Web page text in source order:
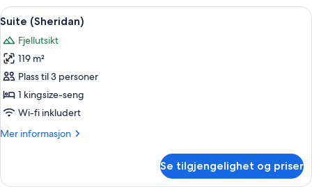
Åpne
alle
bildene
av
Suite
(Sheridan)
Suite (Sheridan) | Sengetøy av topp
21
Suite (Sheridan)
Fjellutsikt
119 m²
Plass til 3 personer
1 kingsize-seng
Wi-fi inkludert
Mer informasjon
Mer
(Sheridan)
Se tilgjengelighet og priser